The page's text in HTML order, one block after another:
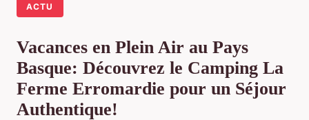
ACTU
Vacances en Plein Air au Pays
Basque: Découvrez le Camping La
Ferme Erromardie pour un Séjour
Authentique!